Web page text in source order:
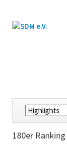
180er Ranking